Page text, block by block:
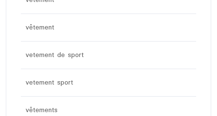
vêtement
vetement de sport
vetement sport
vêtements